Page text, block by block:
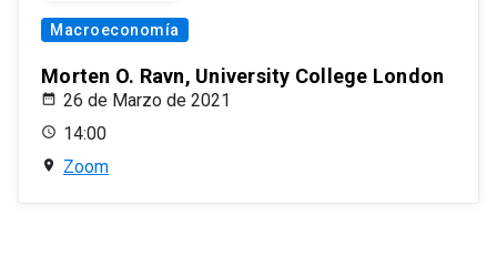
Macroeconomía
Morten O. Ravn, University College London
26 de Marzo de 2021
14:00
Zoom